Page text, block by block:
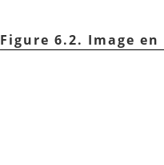
Figure 6.2. Image